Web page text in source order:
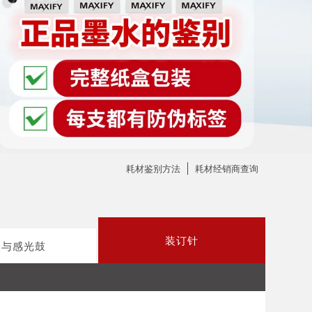
耗材鉴别方法 耗材经销商查询
感光鼓 装订针